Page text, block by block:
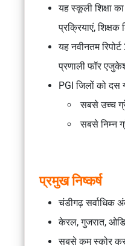
यह स्कूली शिक्षा
प्रक्रियाएं, शिक्षक
यह नवीनतम रिपोर्ट
प्रणाली फॉर
PGI जिलों कोदस
सबसे उच्च
सबसे निम्न
प्रमुख निष्कर्ष
चंडीगढ़सर्वाधिक
केरल, गुजरात,
सबसे कम स्कोर